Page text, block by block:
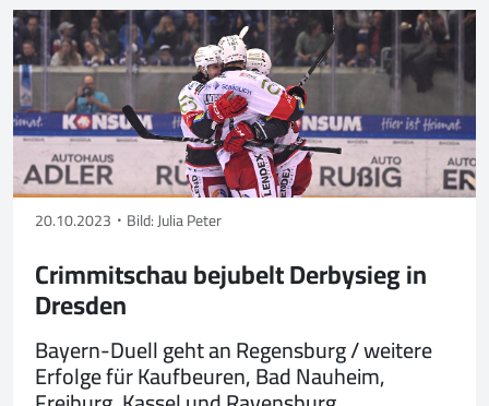
20.10.2023 Bild: Julia Peter
Crimmitschau bejubelt Derbysieg in
Dresden
Bayern-Duell geht an Regensburg / weitere
Erfolge für Kaufbeuren, Bad Nauheim,